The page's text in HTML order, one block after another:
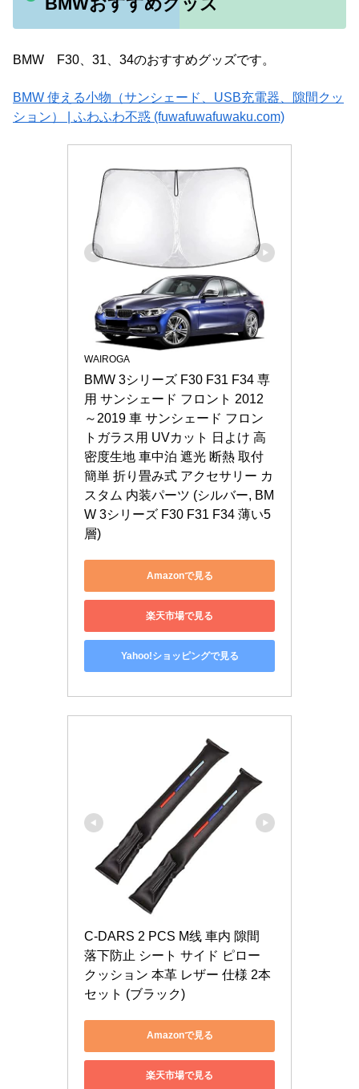
BMW F30、31、34のおすすめグッズです。
BMW 使える小物（サンシェード、USB充電器、隙間クッ
ション） | ふわふわ不惑 (fuwafuwafuwaku.com)
WAIROGA
BMW 3シリーズ F30 F31 F34 専
用 サンシェード フロント 2012
～2019 車 サンシェード フロン
トガラス用 UVカット 日よけ 高
密度生地 車中泊 遮光 断熱 取付
簡単 折り畳み式 アクセサリー カ
スタム 内装パーツ (シルバー, BM
W 3シリーズ F30 F31 F34 薄い5
層)
Amazonで見る
楽天市場で見る
Yahoo!ショッピングで見る
C-DARS 2 PCS M线 車内 隙間
落下防止 シート サイド ピロー
クッション 本革 レザー 仕様 2本
セット (ブラック)
Amazonで見る
楽天市場で見る